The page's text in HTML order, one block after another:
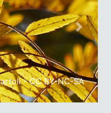
- CC BY-NC-SA
Next